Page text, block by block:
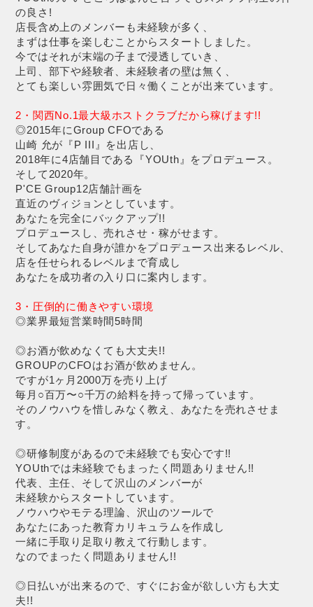
の良さ!
店長含め上のメンバーも未経験が多く、
まずは仕事を楽しむことからスタートしました。
今ではそれが末端の子まで浸透していき、
上司、部下や経験者、未経験者の壁は無く、
とても楽しい雰囲気で日々働くことが出来ています。
2・関西No.1最大級ホストクラブだから稼げます!!
◎2015年にGroup CFOである
山崎 允が『P III』を出店し、
2018年に4店舗目である『YOUth』をプロデュース。
そして2020年。
P'CE Group12店舗計画を
直近のヴィジョンとしています。
あなたを完全にバックアップ!!
プロデュースし、売れさせ・稼がせます。
そしてあなた自身が誰かをプロデュース出来るレベル、
店を任せられるレベルまで育成し
あなたを成功者の入り口に案内します。
3・圧倒的に働きやすい環境
◎業界最短営業時間5時間
◎お酒が飲めなくても大丈夫!!
GROUPのCFOはお酒が飲めません。
ですが1ヶ月2000万を売り上げ
毎月○百万〜○千万の給料を持って帰っています。
そのノウハウを惜しみなく教え、あなたを売れさせま
す。
◎研修制度があるので未経験でも安心です!!
YOUthでは未経験でもまったく問題ありません!!
代表、主任、そして沢山のメンバーが
未経験からスタートしています。
ノウハウやモテる理論、沢山のツールで
あなたにあった教育カリキュラムを作成し
一緒に手取り足取り教えて行動します。
なのでまったく問題ありません!!
◎日払いが出来るので、すぐにお金が欲しい方も大丈
夫!!